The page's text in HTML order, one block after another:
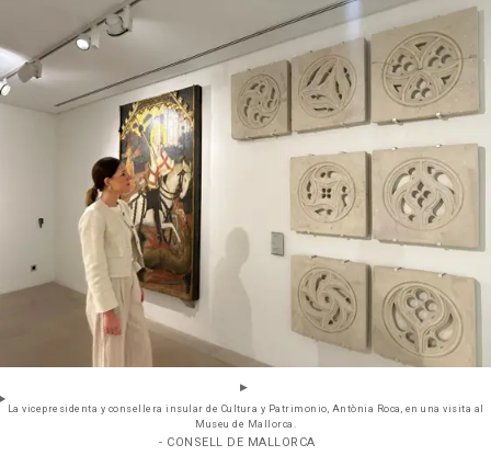
La vicepresidenta y consellera insular de Cultura y Patrimonio, Antònia Roca, en una visita al
Museu de Mallorca.
- CONSELL DE MALLORCA